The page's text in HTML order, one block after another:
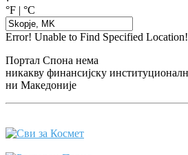
°F | °C
Error! Unable to Find Specified Location!
Портал Спона нема
никакву финансијску
ни Македоније